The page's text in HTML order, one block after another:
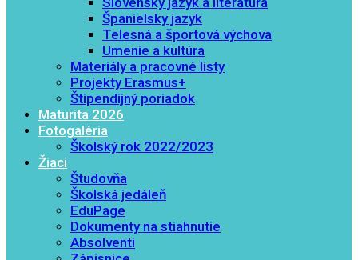
Španielsky jazyk
Telesná a športová výchova
Umenie a kultúra
Materiály a pracovné listy
Projekty Erasmus+
Štipendijný poriadok
Maturita 2026
Fotogaléria
Školský rok 2022/2023
Žiaci
Študovňa
Školská jedáleň
EduPage
Dokumenty na stiahnutie
Absolventi